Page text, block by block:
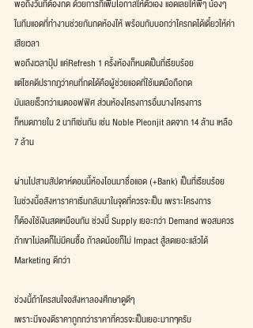
พอถึงวันที่ต้องกด ด้วยการที่เพิ่มโอกาสให้ตัวเอง แอดเลยให้พี่ๆ น้องๆ
ในทีมแอดที่ทำงานช่วยกันกดห้องให้ พร้อมกับบอกว่าใครกดได้เดี๋ยวให้ค่า
เสียเวลา
พอถึงเวลาปุ้ป แค่Refresh 1 ครั้งห้องก็หมดเป็นที่เรียบร้อย
แต่โชคดีปรากฎว่าคนที่กดได้คือผู้ช่วยแอดที่ใช้เนตมือถือกด
มันเลยเร็วกว่าเนตออฟฟิศ ส่วนห้องโครงการอื่นบางโครงการ
ก็หมดภายใน 2 นาทีเช่นกัน เช่น Noble Pleonjit ลดจาก 14 ล้าน เหลือ
7 ล้าน
ผ่านไปสามสัปดาห์ตอนนี้ห้องโอนมาชื่อแอด (+Bank) เป็นที่เรียบร้อย
ในช่วงนี้อสังหาราคาเริ่มกลับมาในจุดที่ควรจะเป็น เพราะโครงการ
ก็ต้องใช้เงินสดเหมือนกัน ช่วงนี้ Supply เยอะกว่า Demand พอสมควร
ถ้าเขาไม่ลดก็ไม่มีคนซื้อ ถ้าลดน้อยก็ไม่ Impact สู้ลดเยอะแล้วได้
Marketing ดีกว่า
ช่วงนี้ถ้าใครสนใจอสังหาลองศึกษาดูดีๆ
เพราะมีของดีราคาถูกกว่าราคาที่ควรจะเป็นเยอะมากๆครับ